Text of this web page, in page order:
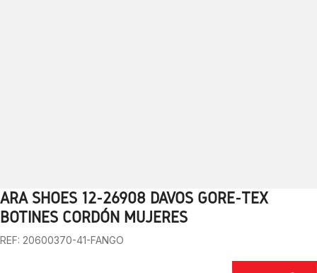
1 2 3 4 5 6 7 8 9 10
ARA SHOES 12-26908 DAVOS GORE-TEX
BOTINES CORDÓN MUJERES
REF: 20600370-41-FANGO